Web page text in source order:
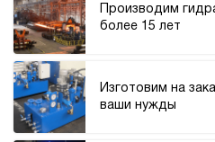
Производим
более 15 лет
Изготовим на
ваши нужды